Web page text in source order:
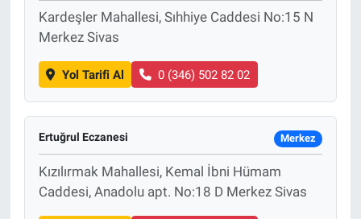
Kardeşler Mahallesi, Sıhhiye Caddesi No:15 N
Merkez Sivas
Yol Tarifi Al 0 (346) 502 82 02
Ertuğrul Eczanesi Merkez
Kızılırmak Mahallesi, Kemal İbni Hümam
Caddesi, Anadolu apt. No:18 D Merkez Sivas